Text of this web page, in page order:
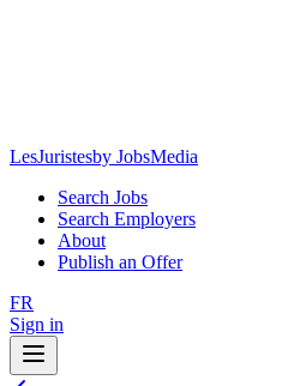
LesJuristesby JobsMedia
Search Jobs
Search Employers
About
Publish an Offer
FR
Sign in